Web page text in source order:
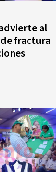
al
fractura